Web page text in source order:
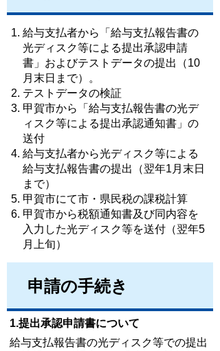
給与支払者から「給与支払報告書の
光ディスク等による提出承認申請
書」およびテストデータの提出（10
月末日まで）。
テストデータの検証
甲賀市から「給与支払報告書の光デ
ィスク等による提出承認通知書」の
送付
給与支払者から光ディスク等による
給与支払報告書の提出（翌年1月末日
まで）
甲賀市にて市・県民税の課税計算
甲賀市から税額通知書及び同内容を
入力した光ディスク等を送付（翌年5
月上旬）
申請の手続き
1.提出承認申請書について
給与支払報告書の光ディスク等での提出